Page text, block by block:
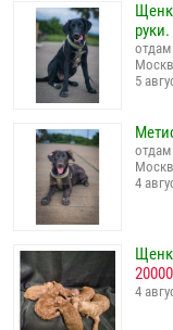
руки.
5
4
4